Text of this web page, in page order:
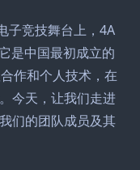
子竞技舞台上，4A
是中国最初成立的
作和个人技术，在
今天，让我们走进
们的团队成员及其